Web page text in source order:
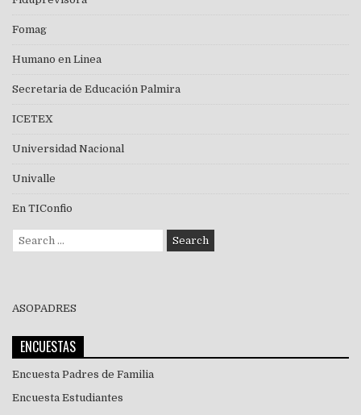
Fomag
Humano en Linea
Secretaria de Educación Palmira
ICETEX
Universidad Nacional
Univalle
En TIConfio
Search
for:
ASOPADRES
ENCUESTAS
Encuesta Padres de Familia
Encuesta Estudiantes